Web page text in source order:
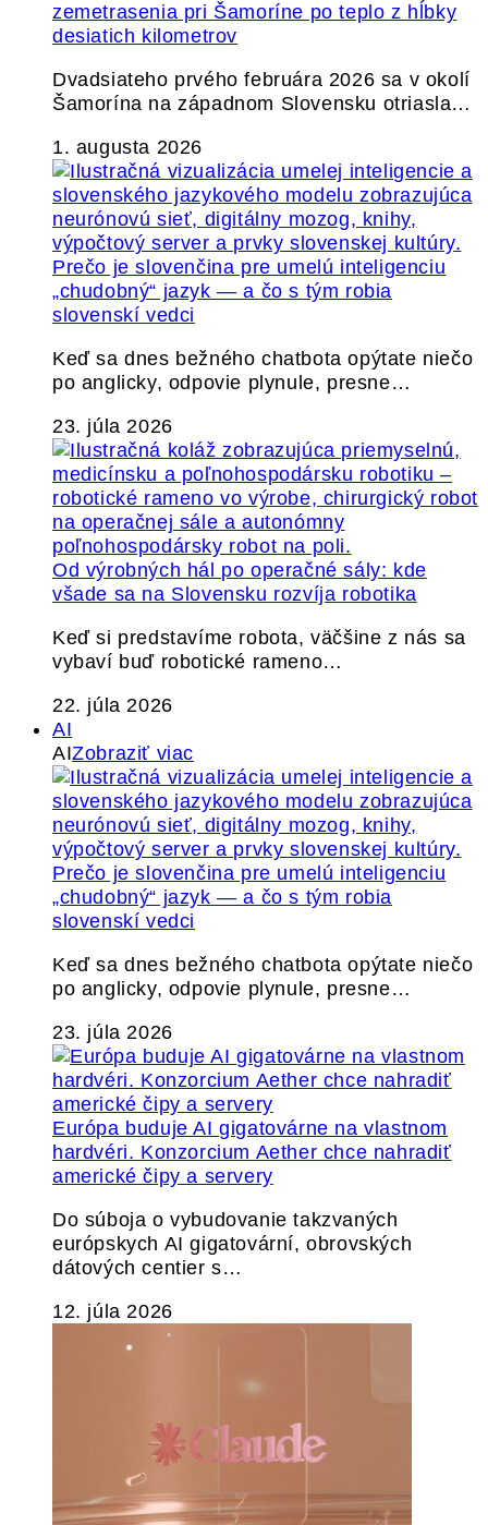
zemetrasenia pri Šamoríne po teplo z hĺbky
desiatich kilometrov
Dvadsiateho prvého februára 2026 sa v okolí
Šamorína na západnom Slovensku otriasla…
1. augusta 2026
Prečo je slovenčina pre umelú inteligenciu
„chudobný“ jazyk — a čo s tým robia
slovenskí vedci
Keď sa dnes bežného chatbota opýtate niečo
po anglicky, odpovie plynule, presne…
23. júla 2026
Od výrobných hál po operačné sály: kde
všade sa na Slovensku rozvíja robotika
Keď si predstavíme robota, väčšine z nás sa
vybaví buď robotické rameno…
22. júla 2026
AI
AIZobraziť viac
Prečo je slovenčina pre umelú inteligenciu
„chudobný“ jazyk — a čo s tým robia
slovenskí vedci
Keď sa dnes bežného chatbota opýtate niečo
po anglicky, odpovie plynule, presne…
23. júla 2026
Európa buduje AI gigatovárne na vlastnom
hardvéri. Konzorcium Aether chce nahradiť
americké čipy a servery
Do súboja o vybudovanie takzvaných
európskych AI gigatovární, obrovských
dátových centier s…
12. júla 2026